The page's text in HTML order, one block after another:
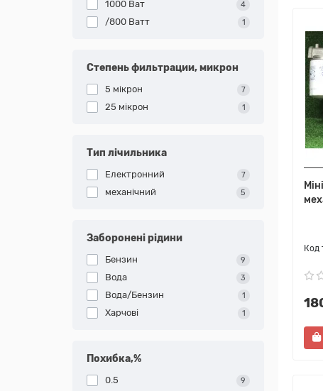
1000 Ват 4
/800 Ватт 1
Степень фильтрации, микрон
5 мікрон 7
25 мікрон 1
Тип лічильника
Електронний 7
механічний 5
Заборонені рідини
Бензин 9
Вода 3
Вода/Бензин 1
Харчові 1
Похибка,%
0.5 9